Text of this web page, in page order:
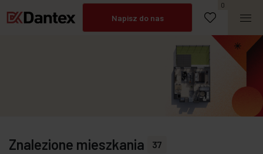
Napisz do nas
Zadzwoń
0
Znalezione mieszkania 37